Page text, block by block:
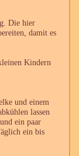
Die hier
damit es
Kindern
und einem
lassen
ein paar
ein bis